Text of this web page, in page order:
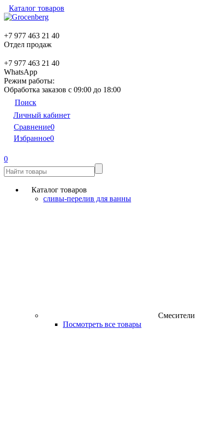
Каталог товаров
+7 977 463 21 40
Отдел продаж
+7 977 463 21 40
WhatsApp
Режим работы:
Обработка заказов с 09:00 до 18:00
Поиск
Личный кабинет
Сравнение0
Избранное0
0
Каталог товаров
сливы-перелив для ванны
Смесители
Посмотреть все товары